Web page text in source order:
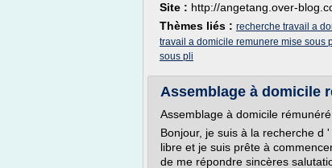
Site : http://angetang.over-
Thèmes liés : recherche travail a
travail a domicile remunere mise sous
sous pli
Assemblage à domicile
Assemblage à domicile rémunéré
Bonjour, je suis à la recherche d
libre et je suis prête à
de me répondre sincères